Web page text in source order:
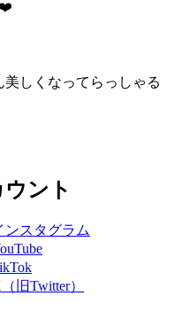
❤️
しくなってらっしゃる
ント